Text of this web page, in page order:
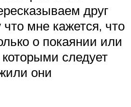
друг
мне кажется, что
о покаянии или
следует
они